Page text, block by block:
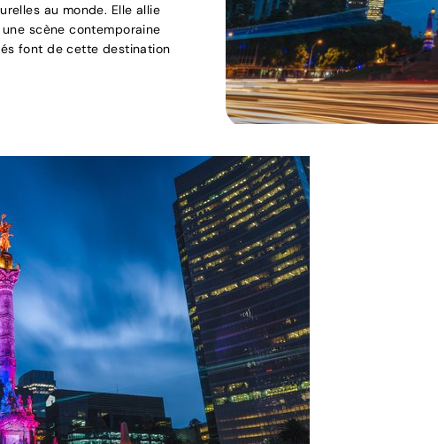
au monde. Elle allie
scène contemporaine
font de cette destination